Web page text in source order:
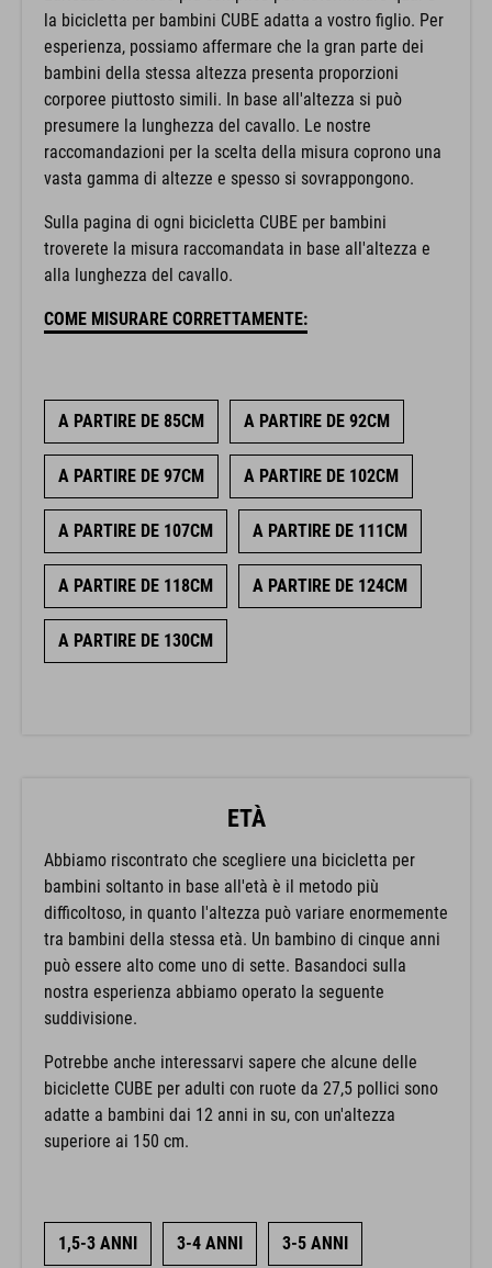
la bicicletta per bambini CUBE adatta a vostro figlio. Per
esperienza, possiamo affermare che la gran parte dei
bambini della stessa altezza presenta proporzioni
corporee piuttosto simili. In base all'altezza si può
presumere la lunghezza del cavallo. Le nostre
raccomandazioni per la scelta della misura coprono una
vasta gamma di altezze e spesso si sovrappongono.
Sulla pagina di ogni bicicletta CUBE per bambini
troverete la misura raccomandata in base all'altezza e
alla lunghezza del cavallo.
COME MISURARE CORRETTAMENTE:
A PARTIRE DE 85CM A PARTIRE DE 92CM
A PARTIRE DE 97CM A PARTIRE DE 102CM
A PARTIRE DE 107CM A PARTIRE DE 111CM
A PARTIRE DE 118CM A PARTIRE DE 124CM
A PARTIRE DE 130CM
ETÀ
Abbiamo riscontrato che scegliere una bicicletta per
bambini soltanto in base all'età è il metodo più
difficoltoso, in quanto l'altezza può variare enormemente
tra bambini della stessa età. Un bambino di cinque anni
può essere alto come uno di sette. Basandoci sulla
nostra esperienza abbiamo operato la seguente
suddivisione.
Potrebbe anche interessarvi sapere che alcune delle
biciclette CUBE per adulti con ruote da 27,5 pollici sono
adatte a bambini dai 12 anni in su, con un'altezza
superiore ai 150 cm.
1,5-3 ANNI 3-4 ANNI 3-5 ANNI